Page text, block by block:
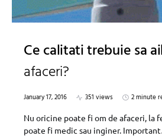
Ce calitati trebuie sa
afaceri?
January 17, 2016 351 views
2 minute
Nu oricine poate fi om de afaceri, la
poate fi medic sau inginer.